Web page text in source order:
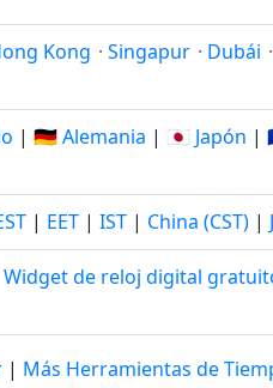
Kong · Singapur · Dubái
| 🇩🇪 Alemania | 🇯🇵 Japón |
| EET | IST | China (CST) |
Widget de reloj digital
| Más Herramientas de